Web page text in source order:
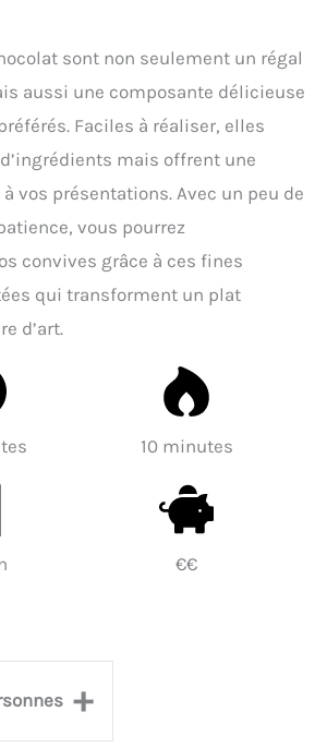
sont non seulement un régal
aussi une composante délicieuse
Faciles à réaliser, elles
mais offrent une
vos présentations. Avec un peu de
vous pourrez
convives grâce à ces fines
qui transforment un plat
d’art.
10 minutes
€€
+